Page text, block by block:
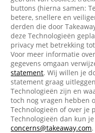
buttons (hierna samen:
betere, snellere en
derden die door
deze Technologieën
privacy met betrekking
Voor meer informatie
gegevens omgaan
statement. Wij willen je
statement graag
Technologieën zijn en
toch nog vragen hebben
Technologieën of over je
Technologieën dan kun
concerns@takeaway.com.